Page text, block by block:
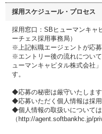
採用スケジュール・プロセス
採用窓口：SBヒューマンキャ
ーチェス採用事務局）
※上記転職エージェントが応募
※エントリー後の流れについ
ューマンキャピタル株式会社
す。
◆応募の秘密は厳守いたします
◆応募いただく個人情報は採用
◆個人情報の取扱いについて
（http://agent.softbankhc.jp/